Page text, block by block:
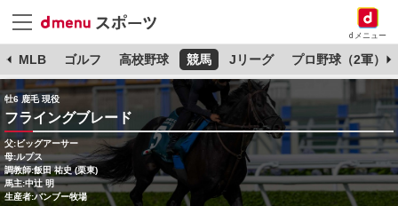
dメニュー
MLB ゴルフ 高校野球 競馬 Jリーグ プロ野球（2軍）
牡6 鹿毛 現役
フライングブレード
父:ビッグアーサー
母:ルプス
調教師:飯田 祐史 (栗東)
馬主:中辻 明
生産者:バンブー牧場